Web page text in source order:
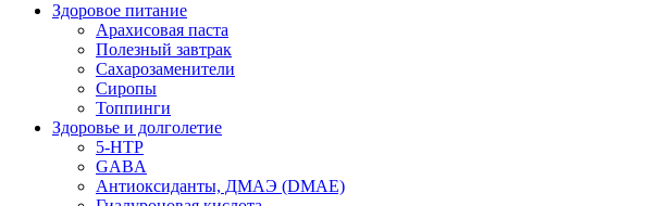
Здоровое питание
Арахисовая паста
Полезный завтрак
Сахарозаменители
Сиропы
Топпинги
Здоровье и долголетие
5-HTP
GABA
Антиоксиданты, ДМАЭ (DMAE)